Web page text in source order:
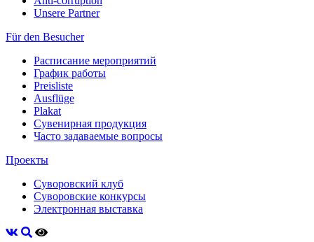
Unsere Partner
Für den Besucher
Расписание мероприятий
График работы
Preisliste
Ausflüge
Plakat
Сувенирная продукция
Часто задаваемые вопросы
Проекты
Суворовский клуб
Суворовские конкурсы
Электронная выставка